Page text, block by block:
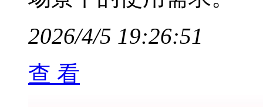
2026/4/5 19:26:51
查 看